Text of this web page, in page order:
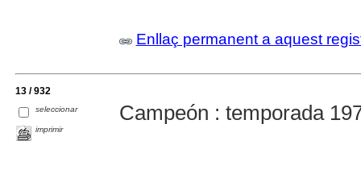
Enllaç permanent a aquest
13 / 932
seleccionar
imprimir
Campeón : temporada